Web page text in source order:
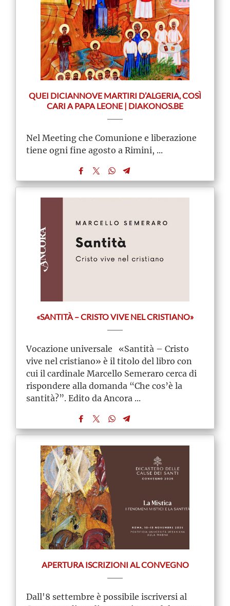
QUEI DICIANNOVE MARTIRI D’ALGERIA, COSÌ
CARI A PAPA LEONE | DIAKONOS.BE
Nel Meeting che Comunione e liberazione
tiene ogni fine agosto a Rimini, ...
«SANTITÀ – CRISTO VIVE NEL CRISTIANO»
Vocazione universale «Santità – Cristo
vive nel cristiano» è il titolo del libro con
cui il cardinale Marcello Semeraro cerca di
rispondere alla domanda “Che cos’è la
santità?”. Edito da Ancora ...
APERTURA ISCRIZIONI AL CONVEGNO
Dall'8 settembre è possibile iscriversi al